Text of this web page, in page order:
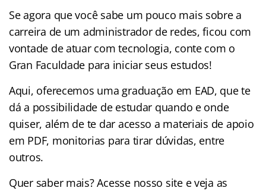
Se agora que você sabe um pouco mais sobre a
carreira de um administrador de redes, ficou com
vontade de atuar com tecnologia, conte com o
Gran Faculdade para iniciar seus estudos!
Aqui, oferecemos uma graduação em EAD, que te
dá a possibilidade de estudar quando e onde
quiser, além de te dar acesso a materiais de apoio
em PDF, monitorias para tirar dúvidas, entre
outros.
Quer saber mais? Acesse nosso site e veja as